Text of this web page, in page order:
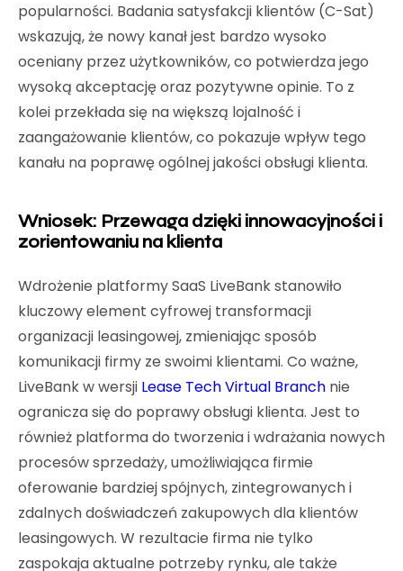
popularności. Badania satysfakcji klientów (C-Sat)
wskazują, że nowy kanał jest bardzo wysoko
oceniany przez użytkowników, co potwierdza jego
wysoką akceptację oraz pozytywne opinie. To z
kolei przekłada się na większą lojalność i
zaangażowanie klientów, co pokazuje wpływ tego
kanału na poprawę ogólnej jakości obsługi klienta.
Wniosek: Przewaga dzięki innowacyjności i
zorientowaniu na klienta
Wdrożenie platformy SaaS LiveBank stanowiło
kluczowy element cyfrowej transformacji
organizacji leasingowej, zmieniając sposób
komunikacji firmy ze swoimi klientami. Co ważne,
LiveBank w wersji Lease Tech Virtual Branch nie
ogranicza się do poprawy obsługi klienta. Jest to
również platforma do tworzenia i wdrażania nowych
procesów sprzedaży, umożliwiająca firmie
oferowanie bardziej spójnych, zintegrowanych i
zdalnych doświadczeń zakupowych dla klientów
leasingowych. W rezultacie firma nie tylko
zaspokaja aktualne potrzeby rynku, ale także